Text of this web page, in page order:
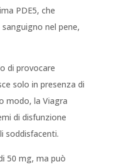
PDE5, che
nel pene,
di provocare
solo in presenza di
modo, la Viagra
di disfunzione
soddisfacenti.
50 mg, ma può